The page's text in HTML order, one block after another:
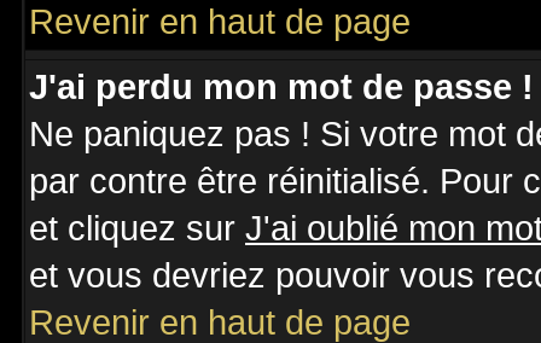
Revenir en haut de page
J'ai perdu mon mot de passe !
Ne paniquez pas ! Si votre mot
par contre être réinitialisé. Pour
et cliquez sur J'ai oublié mon
et vous devriez pouvoir vous
Revenir en haut de page